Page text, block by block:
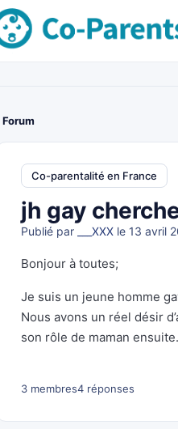
Forum
Co-parentalité en France
jh gay
Publié par ___XXX le 13 avril
Bonjour à toutes;
Je suis un jeune homme
Nous avons un réel désir
son rôle de maman ensuite.
3 membres4 réponses